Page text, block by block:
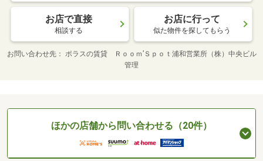
お店で直接
相談する
お店に行って
似た物件を探してもらう
お問い合わせ先
ポラスの賃貸 Ｒｏｏｍ’Ｓｐｏｔ浦和営業所（株）中央ビル
管理
ほかの店舗から問い合わせる（20件）